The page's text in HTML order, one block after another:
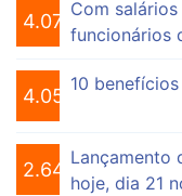
4.074
Com
funcionários
4.055
10
2.647
Lançamento
hoje, dia 21